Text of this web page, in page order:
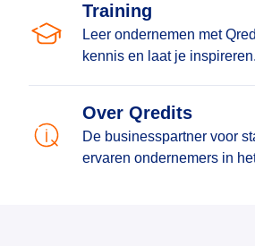
Training
Leer ondernemen met
kennis en laat je inspireren.
Over Qredits
De businesspartner voor
ervaren ondernemers in